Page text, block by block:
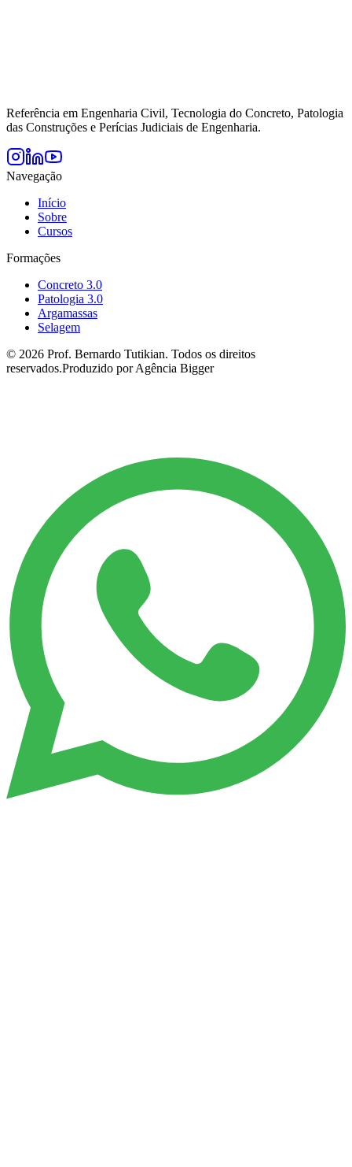
Referência em Engenharia Civil, Tecnologia do Concreto, Patologia
das Construções e Perícias Judiciais de Engenharia.
Navegação
Início
Sobre
Cursos
Formações
Concreto 3.0
Patologia 3.0
Argamassas
Selagem
© 2026 Prof. Bernardo Tutikian. Todos os direitos
reservados.Produzido por Agência Bigger